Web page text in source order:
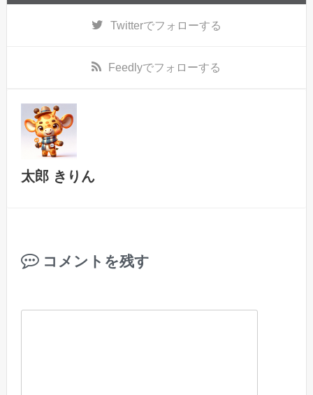
Twitterでフォローする
Feedlyでフォローする
太郎 きりん
コメントを残す